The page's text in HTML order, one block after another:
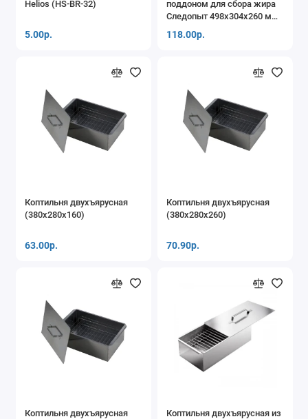
Газовые плитки, горелки, лампы
Треноги костровые
Кемпинговые фонари
Компасы, барометры
Helios (HS-BR-32)
5.00р.
поддоном для сбора жира
Следопыт 498x304x260 мм,
118.00р.
Коптильня двухъярусная
(380х280х160)
63.00р.
Коптильня двухъярусная
(380х280х260)
70.90р.
Коптильня двухъярусная
Коптильня двухъярусная из